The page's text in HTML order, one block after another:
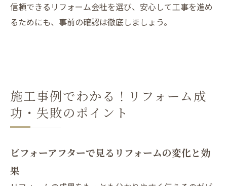
信頼できるリフォーム会社を選び、安心して工事を進め
るためにも、事前の確認は徹底しましょう。
施工事例でわかる！リフォーム成
功・失敗のポイント
ビフォーアフターで見るリフォームの変化と効
果